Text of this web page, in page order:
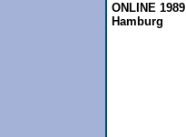
ONLINE 1989
Hamburg